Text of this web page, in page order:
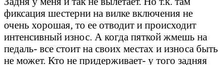
фиксация шестерни на вилке включения не
очень хорошая, то ее отводит и происходит
интенсивный износ. А когда пяткой жмешь на
педаль- все стоит на своих местах и износа быть
не может. Кто не придерживает- у того задняя